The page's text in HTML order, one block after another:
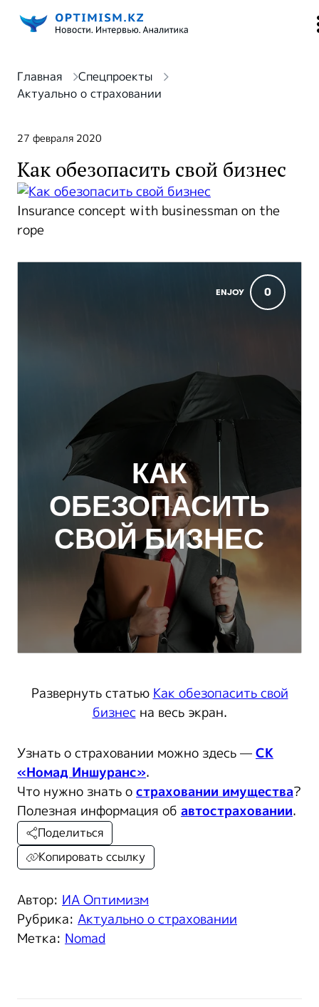
Главная
Спецпроекты
Актуально о страховании
27 февраля 2020
Как обезопасить свой бизнес
Insurance concept with businessman on the
rope
Развернуть статью Как обезопасить свой
бизнес на весь экран.
Узнать о страховании можно здесь —СК
«Номад Иншуранс».
Что нужно знать остраховании имущества?
Полезная информация об автостраховании.
Автор: ИА Оптимизм
Рубрика: Актуально о страховании
Метка: Nomad
Поделиться
Копировать ссылку